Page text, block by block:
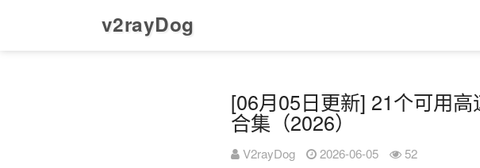
v2rayDog
[06月05日更新] 21个可用
合集（2026）
V2rayDog 2026-06-05 52